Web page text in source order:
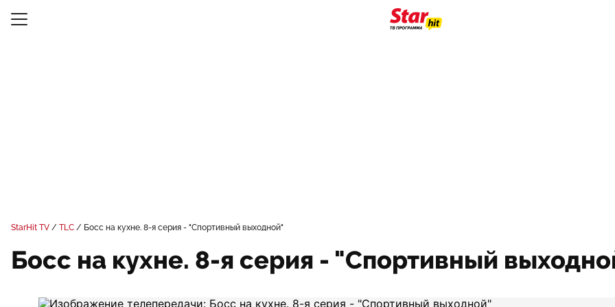
StarHit TV TLC Босс на кухне. 8-я серия - "Спортивный выходной"
Босс на кухне. 8-я серия - "Спортивный